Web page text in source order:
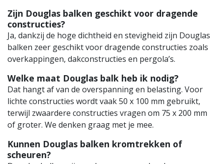
Zijn Douglas balken geschikt voor dragende
constructies?
Ja, dankzij de hoge dichtheid en stevigheid zijn Douglas
balken zeer geschikt voor dragende constructies zoals
overkappingen, dakconstructies en pergola’s.
Welke maat Douglas balk heb ik nodig?
Dat hangt af van de overspanning en belasting. Voor
lichte constructies wordt vaak 50 x 100 mm gebruikt,
terwijl zwaardere constructies vragen om 75 x 200 mm
of groter. We denken graag met je mee.
Kunnen Douglas balken kromtrekken of
scheuren?